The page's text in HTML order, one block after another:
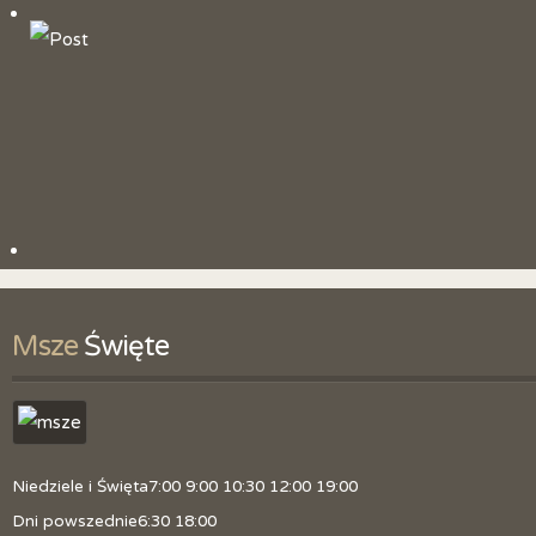
Msze Święte
Niedziele i Święta7:00 9:00 10:30 12:00 19:00
Dni powszednie6:30 18:00